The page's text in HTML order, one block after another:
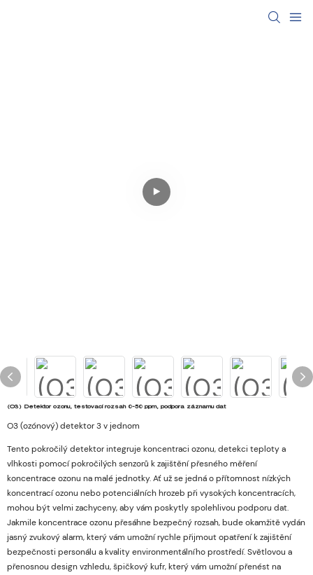
(O3) Detektor ozonu, testovací rozsah 0-50 ppm, podpora záznamu dat
O3 (ozónový) detektor 3 v jednom
Tento pokročilý detektor integruje koncentraci ozonu, detekci teploty a
vlhkosti pomocí pokročilých senzorů k zajištění přesného měření
koncentrace ozonu na malé jednotky. Ať už se jedná o přítomnost nízkých
koncentrací ozonu nebo potenciálních hrozeb při vysokých koncentracích,
mohou být velmi zachyceny, aby vám poskytly spolehlivou podporu dat.
Jakmile koncentrace ozonu přesáhne bezpečný rozsah, bude okamžitě vydán
jasný zvukový alarm, který vám umožní rychle přijmout opatření k zajištění
bezpečnosti personálu a kvality environmentálního prostředí. Světlovou a
přenosnou design vzhledu, špičkový kufr, který vám umožní přenést na